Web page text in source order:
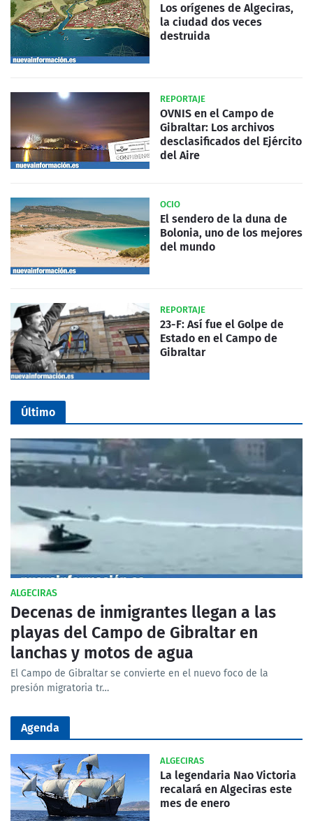
Los orígenes de Algeciras,
la ciudad dos veces
destruida
REPORTAJE
OVNIS en el Campo de
Gibraltar: Los archivos
desclasificados del Ejército
del Aire
OCIO
El sendero de la duna de
Bolonia, uno de los mejores
del mundo
REPORTAJE
23-F: Así fue el Golpe de
Estado en el Campo de
Gibraltar
Último
ALGECIRAS
Decenas de inmigrantes llegan a las
playas del Campo de Gibraltar en
lanchas y motos de agua
El Campo de Gibraltar se convierte en el nuevo foco de la
presión migratoria tr…
Agenda
ALGECIRAS
La legendaria Nao Victoria
recalará en Algeciras este
mes de enero